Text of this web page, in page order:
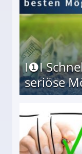
I❶I
seriöse